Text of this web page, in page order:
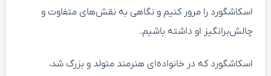
اسکاشگورد را مرور کنیم و نگاهی به نقش‌های متفاوت و
چالش‌برانگیز او داشته باشیم.
اسکاشگورد که در خانواده‌ای هنرمند متولد و بزرگ شد،